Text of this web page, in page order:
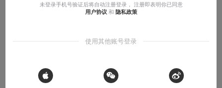
我们必须翻越每一个山丘
核众oJxQZq
未登录手机号验证后将自动注册登录， 注册即表明你已同意
用户协议 和 隐私政策
使用其他账号登录
 Sign in with Apple